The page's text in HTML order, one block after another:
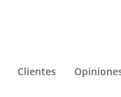
Clientes